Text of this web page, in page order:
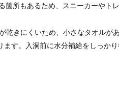
所もあるため、スニーカーやト
きにくいため、小さなタオルが
す。入洞前に水分補給をしっかり